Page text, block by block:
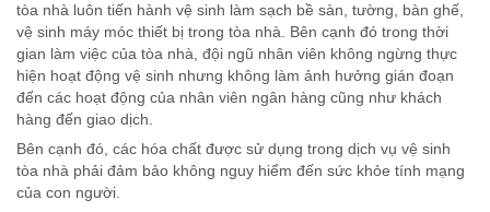
tòa nhà luôn tiến hành vệ sinh làm sạch bề sàn, tường, bàn ghế,
vệ sinh máy móc thiết bị trong tòa nhà. Bên cạnh đó trong thời
gian làm việc của tòa nhà, đội ngũ nhân viên không ngừng thực
hiện hoạt động vệ sinh nhưng không làm ảnh hưởng gián đoạn
đến các hoạt động của nhân viên ngân hàng cũng như khách
hàng đến giao dịch.
Bên cạnh đó, các hóa chất được sử dụng trong dịch vụ vệ sinh
tòa nhà phải đảm bảo không nguy hiểm đến sức khỏe tính mạng
của con người.